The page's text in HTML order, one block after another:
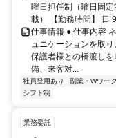
曜日担任制（曜日固
載） 【勤務時間】 日
仕事情報 ● 仕事内容
ュニケーションを取
保護者様との橋渡し
備、来客対...
社員登用あり 副業・Wワー
シフト制
業務委託